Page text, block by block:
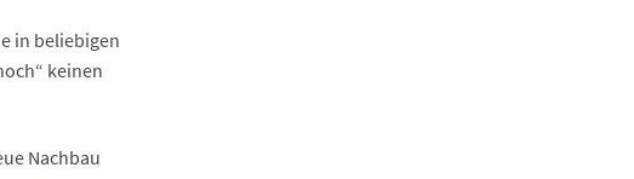
in beliebigen
keinen
Nachbau